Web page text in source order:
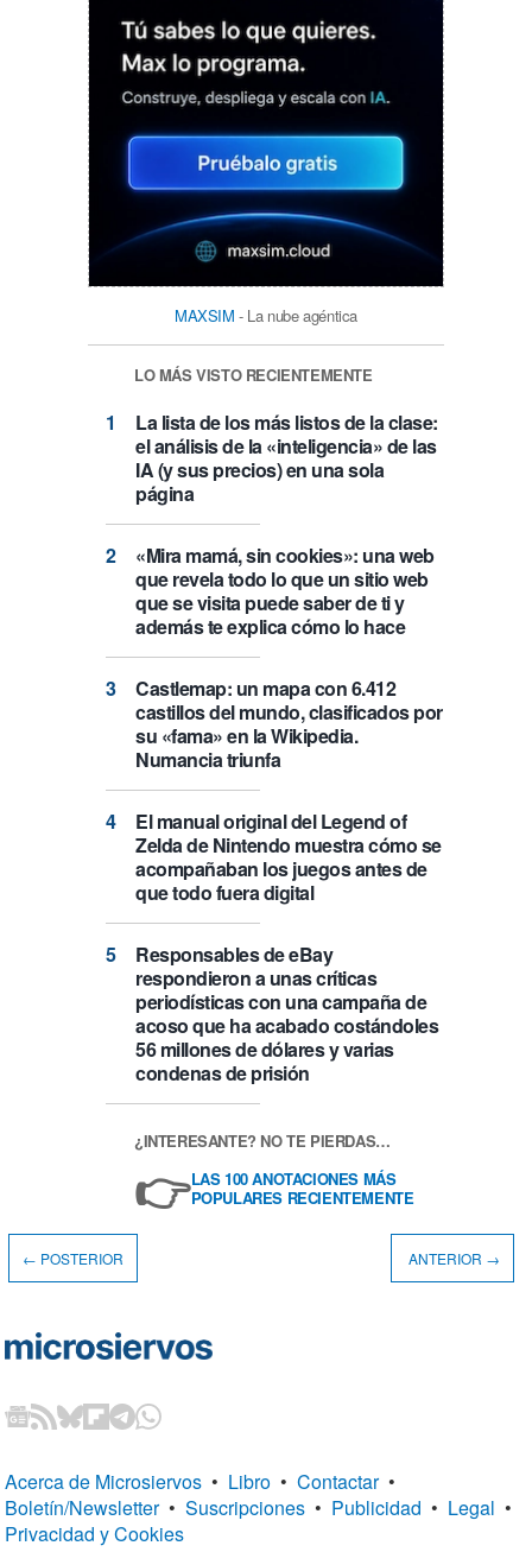
MAXSIM - La nube agéntica
LO MÁS VISTO RECIENTEMENTE
La lista de los más listos de la clase:
el análisis de la «inteligencia» de las
IA (y sus precios) en una sola
página
«Mira mamá, sin cookies»: una web
que revela todo lo que un sitio web
que se visita puede saber de ti y
además te explica cómo lo hace
Castlemap: un mapa con 6.412
castillos del mundo, clasificados por
su «fama» en la Wikipedia.
Numancia triunfa
El manual original del Legend of
Zelda de Nintendo muestra cómo se
acompañaban los juegos antes de
que todo fuera digital
Responsables de eBay
respondieron a unas críticas
periodísticas con una campaña de
acoso que ha acabado costándoles
56 millones de dólares y varias
condenas de prisión
¿INTERESANTE? NO TE PIERDAS…
👉LAS 100 ANOTACIONES MÁS
POPULARES RECIENTEMENTE
← POSTERIOR ANTERIOR →
Acerca de Microsiervos • Libro • Contactar •
Boletín/Newsletter • Suscripciones • Publicidad • Legal •
Privacidad y Cookies